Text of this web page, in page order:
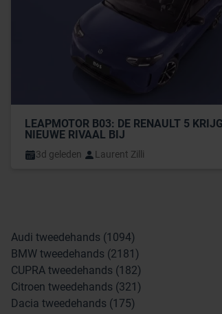
LEAPMOTOR B03: DE RENAULT 5
NIEUWE RIVAAL BIJ
3d geleden Laurent Zilli
Audi tweedehands (1094)
BMW tweedehands (2181)
CUPRA tweedehands (182)
Citroen tweedehands (321)
Dacia tweedehands (175)